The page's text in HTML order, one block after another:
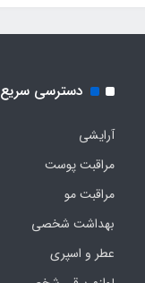
دسترسی سریع
آرایشی
مراقبت پوست
مراقبت مو
بهداشت شخصی
عطر و اسپری